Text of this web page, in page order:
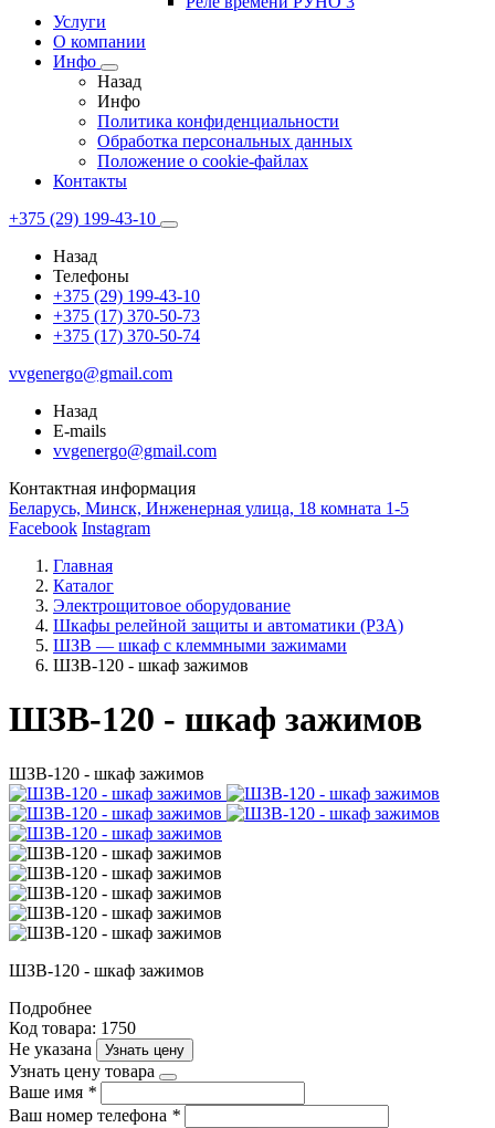
Услуги
О компании
Инфо
Назад
Инфо
Политика конфиденциальности
Обработка персональных данных
Положение о cookie-файлах
Контакты
+375 (29) 199-43-10
Назад
Телефоны
+375 (29) 199-43-10
+375 (17) 370-50-73
+375 (17) 370-50-74
vvgenergo@gmail.com
Назад
E-mails
vvgenergo@gmail.com
Контактная информация
Беларусь, Минск, Инженерная улица, 18 комната 1-5
Facebook Instagram
Главная
Каталог
Электрощитовое оборудование
Шкафы релейной защиты и автоматики (РЗА)
ШЗВ — шкаф с клеммными зажимами
ШЗВ-120 - шкаф зажимов
ШЗВ-120 - шкаф зажимов
ШЗВ-120 - шкаф зажимов
ШЗВ-120 - шкаф зажимов
Подробнее
Код товара: 1750
Не указана
Узнать цену
Узнать цену товара
Ваше имя *
Ваш номер телефона *